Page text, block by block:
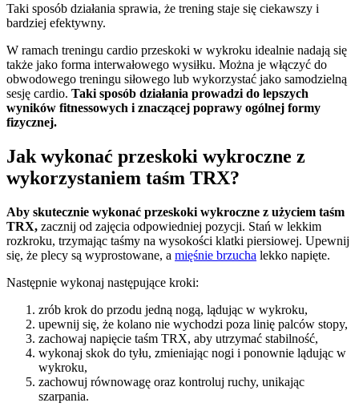
Taki sposób działania sprawia, że trening staje się ciekawszy i
bardziej efektywny.
W ramach treningu cardio przeskoki w wykroku idealnie nadają się
także jako forma interwałowego wysiłku. Można je włączyć do
obwodowego treningu siłowego lub wykorzystać jako samodzielną
sesję cardio. Taki sposób działania prowadzi do lepszych
wyników fitnessowych i znaczącej poprawy ogólnej formy
fizycznej.
Jak wykonać przeskoki wykroczne z
wykorzystaniem taśm TRX?
Aby skutecznie wykonać przeskoki wykroczne z użyciem taśm
TRX, zacznij od zajęcia odpowiedniej pozycji. Stań w lekkim
rozkroku, trzymając taśmy na wysokości klatki piersiowej. Upewnij
się, że plecy są wyprostowane, a mięśnie brzucha lekko napięte.
Następnie wykonaj następujące kroki:
zrób krok do przodu jedną nogą, lądując w wykroku,
upewnij się, że kolano nie wychodzi poza linię palców stopy,
zachowaj napięcie taśm TRX, aby utrzymać stabilność,
wykonaj skok do tyłu, zmieniając nogi i ponownie lądując w
wykroku,
zachowuj równowagę oraz kontroluj ruchy, unikając
szarpania.